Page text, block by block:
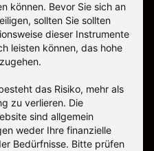
können. Bevor Sie sich an
sollten Sie sollten
dieser Instrumente
leisten können, das hohe
das Risiko, mehr als
zu verlieren. Die
sind allgemein
weder Ihre finanzielle
Bedürfnisse. Bitte prüfen